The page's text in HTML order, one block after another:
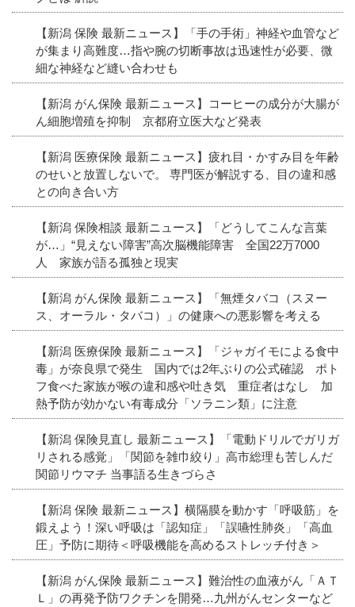
【新潟 保険 最新ニュース】「手の手術」神経や血管など
が集まり高難度…指や腕の切断事故は迅速性が必要、微
細な神経など縫い合わせも
【新潟 がん保険 最新ニュース】コーヒーの成分が大腸が
ん細胞増殖を抑制 京都府立医大など発表
【新潟 医療保険 最新ニュース】疲れ目・かすみ目を年齢
のせいと放置しないで。 専門医が解説する、目の違和感
との向き合い方
【新潟 保険相談 最新ニュース】「どうしてこんな言葉
が…」“見えない障害”高次脳機能障害 全国22万7000
人 家族が語る孤独と現実
【新潟 がん保険 最新ニュース】「無煙タバコ（スヌー
ス、オーラル・タバコ）」の健康への悪影響を考える
【新潟 医療保険 最新ニュース】「ジャガイモによる食中
毒」が奈良県で発生 国内では2年ぶりの公式確認 ポト
フ食べた家族が喉の違和感や吐き気 重症者はなし 加
熱予防が効かない有毒成分「ソラニン類」に注意
【新潟 保険見直し 最新ニュース】「電動ドリルでガリガ
リされる感覚」「関節を雑巾絞り」高市総理も苦しんだ
関節リウマチ 当事語る生きづらさ
【新潟 保険 最新ニュース】横隔膜を動かす「呼吸筋」を
鍛えよう！深い呼吸は「認知症」「誤嚥性肺炎」「高血
圧」予防に期待＜呼吸機能を高めるストレッチ付き＞
【新潟 がん保険 最新ニュース】難治性の血液がん「ＡＴ
Ｌ」の再発予防ワクチンを開発…九州がんセンターなど